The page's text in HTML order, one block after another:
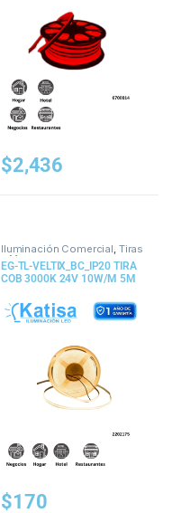
$2,436
Iluminación Comercial, Tiras
y Mangueras
EG-TL-VELTIX_BC_IP20 TIRA
COB 3000K 24V 10W/M 5M
$170